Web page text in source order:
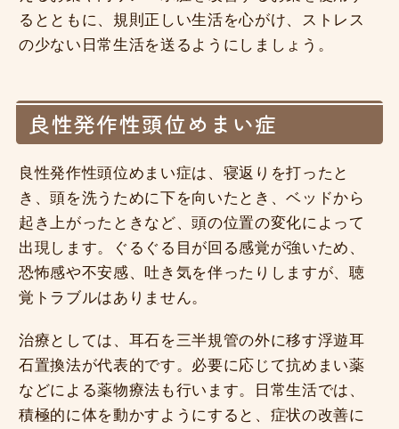
るとともに、規則正しい生活を心がけ、ストレス
の少ない日常生活を送るようにしましょう。
良性発作性頭位めまい症
良性発作性頭位めまい症は、寝返りを打ったと
き、頭を洗うために下を向いたとき、ベッドから
起き上がったときなど、頭の位置の変化によって
出現します。ぐるぐる目が回る感覚が強いため、
恐怖感や不安感、吐き気を伴ったりしますが、聴
覚トラブルはありません。
治療としては、耳石を三半規管の外に移す浮遊耳
石置換法が代表的です。必要に応じて抗めまい薬
などによる薬物療法も行います。日常生活では、
積極的に体を動かすようにすると、症状の改善に